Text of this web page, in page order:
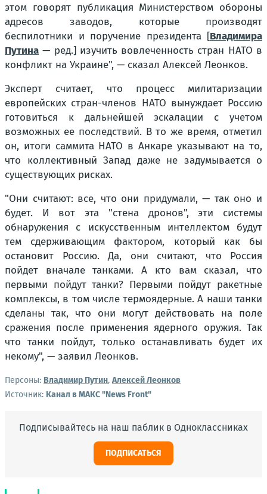
этом говорят публикация Министерством обороны
адресов заводов, которые производят
беспилотники и поручение президента [Владимира
Путина — ред.] изучить вовлеченность стран НАТО в
конфликт на Украине", — сказал Алексей Леонков.
Эксперт считает, что процесс милитаризации
европейских стран-членов НАТО вынуждает Россию
готовиться к дальнейшей эскалации с учетом
возможных ее последствий. В то же время, отметил
он, итоги саммита НАТО в Анкаре указывают на то,
что коллективный Запад даже не задумывается о
существующих рисках.
"Они считают: все, что они придумали, — так оно и
будет. И вот эта "стена дронов", эти системы
обнаружения с искусственным интеллектом будут
тем сдерживающим фактором, который как бы
остановит Россию. Да, они считают, что Россия
пойдет вначале танками. А кто вам сказал, что
первыми пойдут танки? Первыми пойдут ракетные
комплексы, в том числе термоядерные. А наши танки
сделаны так, что они могут действовать на поле
сражения после применения ядерного оружия. Так
что танки пойдут, только останавливать будет их
некому", — заявил Леонков.
Персоны: Владимир Путин, Алексей Леонков
Источник: Канал в МАКС "News Front"
Подписывайтесь на наш паблик в Одноклассниках
ПОДПИСАТЬСЯ